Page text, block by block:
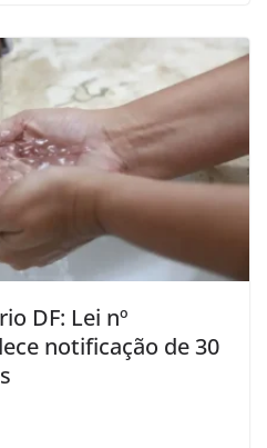
DF: Lei nº
notificação de 30